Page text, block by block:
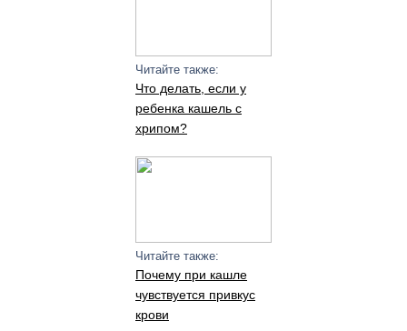
Читайте также:
Что делать, если у
ребенка кашель с
хрипом?
Читайте также:
Почему при кашле
чувствуется привкус
крови